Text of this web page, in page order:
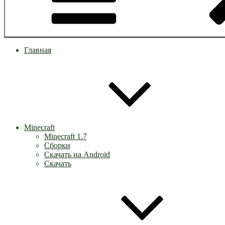
Главная
Minecraft
Minecraft 1.7
Сборки
Скачать на Android
Скачать